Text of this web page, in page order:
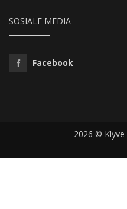
SOSIALE MEDIA
Facebook
2026 ©